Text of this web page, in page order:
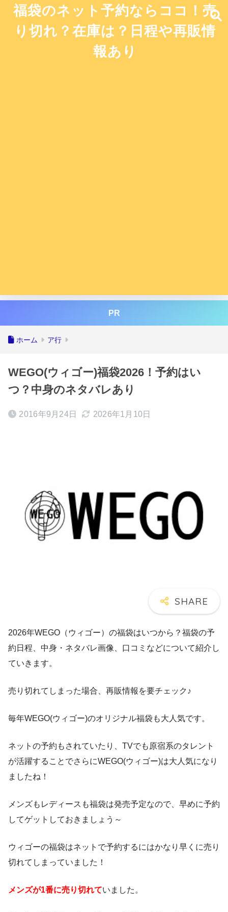
福袋のネット予約ならココ！売
り切れ？在庫は？日程や再販情
報あり
PR
ホーム ア行
WEGO(ウィゴー)福袋2026！予約はい
つ？中身のネタバレあり
2016年9月24日 2026年1月10日
2026年WEGO（ウィゴー）の福袋はいつから？福袋の予
約日程、中身・ネタバレ画像、口コミなどについて紹介し
ていきます。
売り切れてしまった場合、再販情報を要チェック♪
毎年WEGO(ウィゴー)のオリジナル福袋も大人気です。
ネットの予約もされていたり、TVでも原宿系のタレント
が活躍することでさらにWEGO(ウィゴー)は大人気になり
ましたね！
メンズもレディースも福袋は発売予定なので、早めに予約
してゲットしておきましょう～
ウィゴーの福袋はネットで予約するにはかなり早くに売り
切れてしまっていました！
メンズが1番に売り切れていました。